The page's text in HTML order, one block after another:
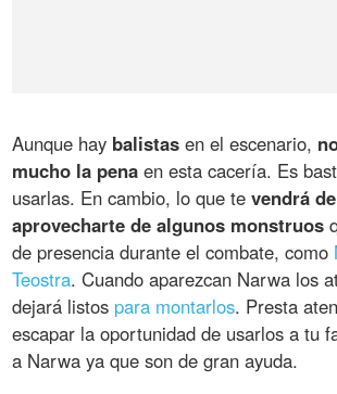
Aunque hay balistas en el escenario,
mucho la pena en esta cacería. Es
usarlas. En cambio, lo que tevendrá
aprovecharte de algunos monstruos
de presencia durante el combate, como
Teostra. Cuando aparezcan Narwa los
dejará listos para montarlos. Presta
escapar la oportunidad de usarlos a tu
a Narwa ya que son de gran ayuda.